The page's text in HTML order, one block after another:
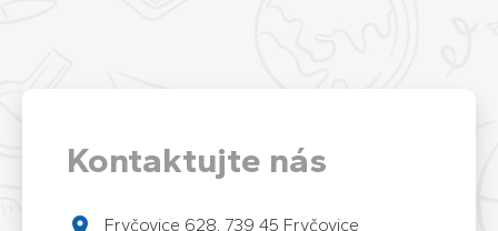
Kontaktujte nás
Fryčovice 628, 739 45 Fryčovice